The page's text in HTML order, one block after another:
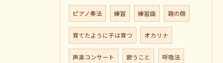
ピアノ奏法 練習 練習曲 親の顔
育てたように子は育つ オカリナ
声楽コンサート 歌うこと 呼吸法